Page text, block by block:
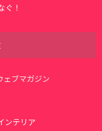
ぐ！
ェブマガジン
ンテリア